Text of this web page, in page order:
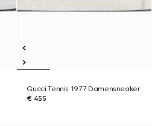
Gucci Tennis 1977 Damensneaker
€ 455